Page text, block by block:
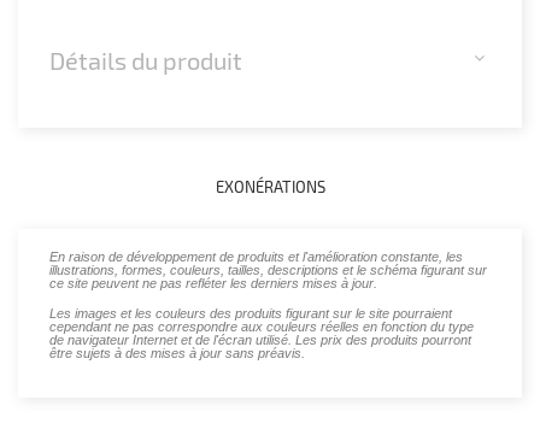
Détails du produit
EXONÉRATIONS
En raison de développement de produits et l'amélioration constante, les
illustrations, formes, couleurs, tailles, descriptions et le schéma figurant sur
ce site peuvent ne pas refléter les derniers mises à jour.
Les images et les couleurs des produits figurant sur le site pourraient
cependant ne pas correspondre aux couleurs réelles en fonction du type
de navigateur Internet et de l'écran utilisé. Les prix des produits pourront
être sujets à des mises à jour sans préavis.